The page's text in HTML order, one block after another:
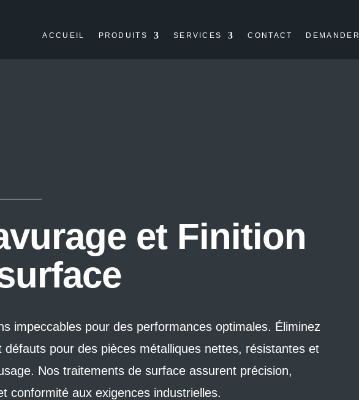
ACCUEIL PRODUITS SERVICES CONTACT
et Finition
impeccables pour des performances optimales. Éliminez
défauts pour des pièces métalliques nettes, résistantes et
Nos traitements de surface assurent précision,
conformité aux exigences industrielles.